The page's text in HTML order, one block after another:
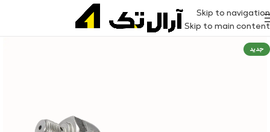
Skip to navigation
Skip to main content
جدید